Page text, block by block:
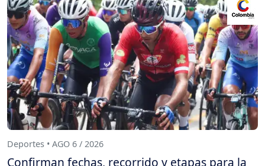
Deportes • AGO 6 / 2026
Confirman fechas, recorrido y etapas para la